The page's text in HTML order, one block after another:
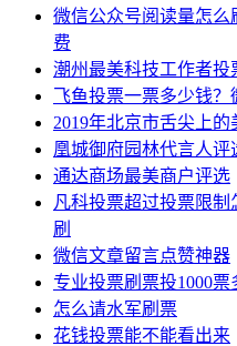
微信公众号阅读量怎
费
潮州最美科技工作者投
飞鱼投票一票多少钱
2019年北京市舌尖上
凰城御府园林代言人评
通达商场最美商户评选
凡科投票超过投票限
刷
微信文章留言点赞神器
专业投票刷票投1000票
怎么请水军刷票
花钱投票能不能看出来